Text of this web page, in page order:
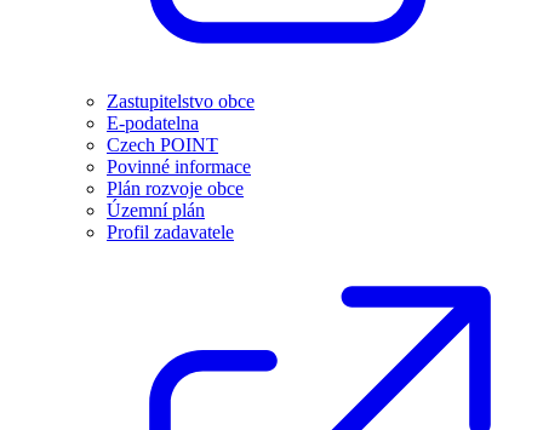
Zastupitelstvo obce
E-podatelna
Czech POINT
Povinné informace
Plán rozvoje obce
Územní plán
Profil zadavatele